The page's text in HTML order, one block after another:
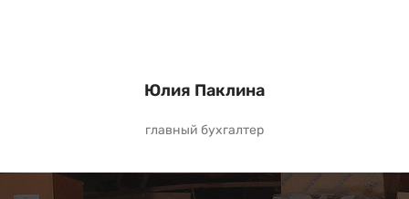
Юлия Паклина
главный бухгалтер